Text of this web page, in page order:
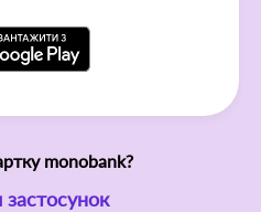
monobank?
застосунок